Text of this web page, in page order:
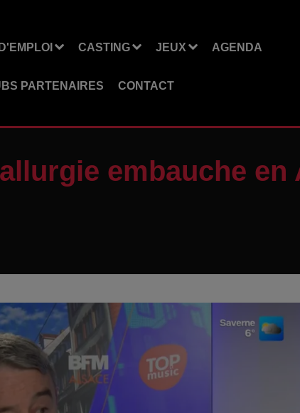
CASTING JEUX AGENDA
PARTENAIRES CONTACT
embauche en